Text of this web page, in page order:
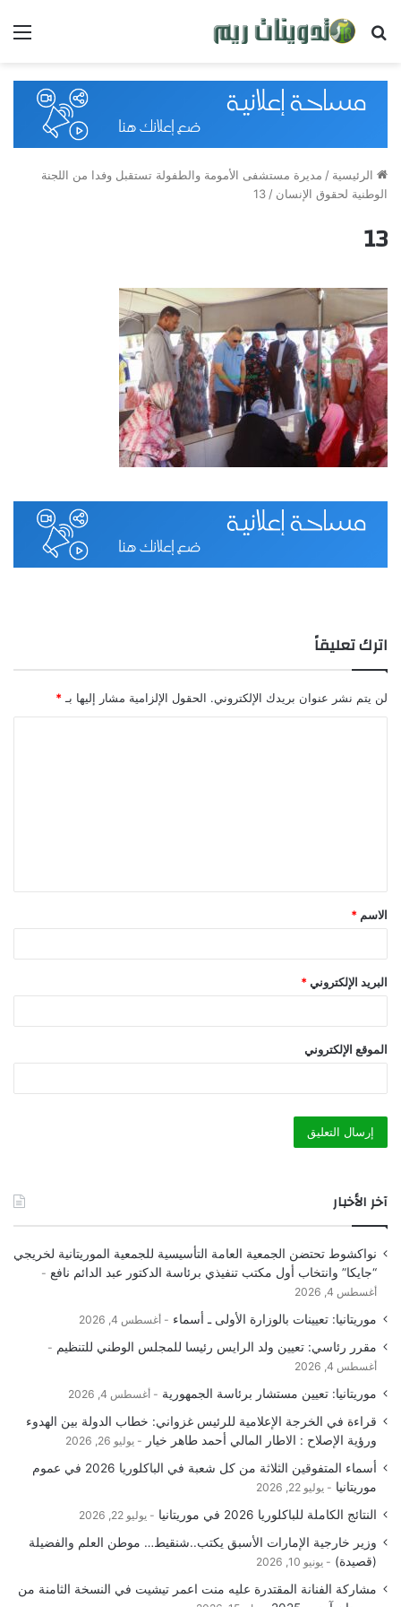
بحث
الرئيسية/مديرة مستشفى الأمومة والطفولة تستقبل وفدا من اللجنة
الوطنية لحقوق الإنسان/
13
13
اترك تعليقاً
لن يتم نشر عنوان بريدك الإلكتروني. الحقول الإلزامية مشار إليها بـ *
الاسم*
البريد الإلكتروني*
الموقع الإلكتروني
آخر الأخبار
نواكشوط تحتضن الجمعية العامة التأسيسية للجمعية الموريتانية لخريجي
“جايكا” وانتخاب أول مكتب تنفيذي برئاسة الدكتور عبد الدائم نافع
أغسطس 4, 2026
موريتانيا: تعيينات بالوزارة الأولى ـ أسماء أغسطس 4, 2026
مقرر رئاسي: تعيين ولد الرايس رئيسا للمجلس الوطني للتنظيم
أغسطس 4, 2026
موريتانيا: تعيين مستشار برئاسة الجمهورية أغسطس 4, 2026
قراءة في الخرجة الإعلامية للرئيس غزواني: خطاب الدولة بين الهدوء
ورؤية الإصلاح : الاطار المالي أحمد طاهر خيار
يوليو 26, 2026
أسماء المتفوقين الثلاثة من كل شعبة في الباكلوريا 2026 في عموم
موريتانيا
يوليو 22, 2026
النتائج الكاملة للباكلوريا 2026 في موريتانيا يوليو 22, 2026
وزير خارجية الإمارات الأسبق يكتب..شنقيط… موطن العلم والفضيلة
(قصيدة)
يونيو 10, 2026
مشاركة الفنانة المقتدرة عليه منت اعمر تيشيت في النسخة الثامنة من